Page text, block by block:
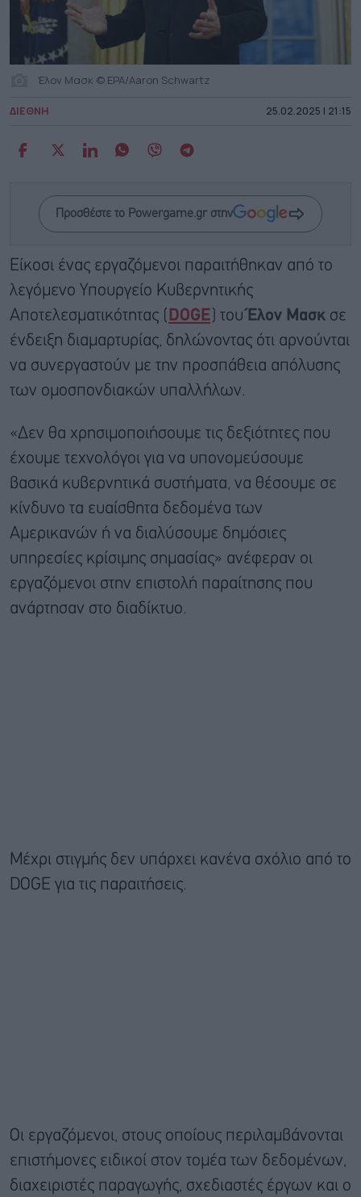
Έλον Μασκ © EPA/Aaron Schwartz
ΔΙΕΘΝΗ 25.02.2025 | 21:15
Προσθέστε το Powergame.gr στην
Είκοσι ένας εργαζόμενοι παραιτήθηκαν από το
λεγόμενο Υπουργείο Κυβερνητικής
Αποτελεσματικότητας (
DOGE ) του Έλον Μασκ σε
ένδειξη διαμαρτυρίας, δηλώνοντας ότι αρνούνται
να συνεργαστούν με την προσπάθεια απόλυσης
των ομοσπονδιακών υπαλλήλων.
«Δεν θα χρησιμοποιήσουμε τις δεξιότητες που
έχουμε τεχνολόγοι για να υπονομεύσουμε
βασικά κυβερνητικά συστήματα, να θέσουμε σε
κίνδυνο τα ευαίσθητα δεδομένα των
Αμερικανών ή να διαλύσουμε δημόσιες
υπηρεσίες κρίσιμης σημασίας» ανέφεραν οι
εργαζόμενοι στην επιστολή παραίτησης που
ανάρτησαν στο διαδίκτυο.
Μέχρι στιγμής δεν υπάρχει κανένα σχόλιο από το
DOGE για τις παραιτήσεις.
Οι εργαζόμενοι, στους οποίους περιλαμβάνονται
επιστήμονες ειδικοί στον τομέα των δεδομένων,
διαχειριστές παραγωγής, σχεδιαστές έργων και ο